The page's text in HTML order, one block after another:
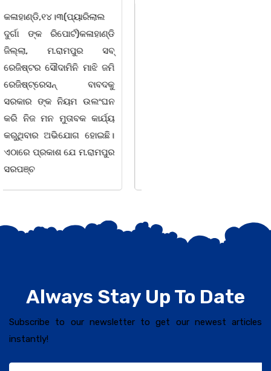
କରି ବ୍ୟବସାୟ ଚାଲୁଥିବା
ସମ୍ପର୍କରେ କୌଣସି ସୂତ୍ରରୁ
ସୂଚନା ପାଇ କଳାହାଣ୍ଡି ଉତ୍ତର
ବନଖଣ୍ଡ ଅଧୀନ କେଗାଁ ରେଞ୍ଜର
ବନ କର୍ମଚାରୀ ମାନେ ଗରଗାବ
ସେକ୍ସନ ଅଧୀନ କାନ୍ଦୁଲଝର
Always Stay Up To Date
Subscribe to our newsletter to get our newest articles
instantly!